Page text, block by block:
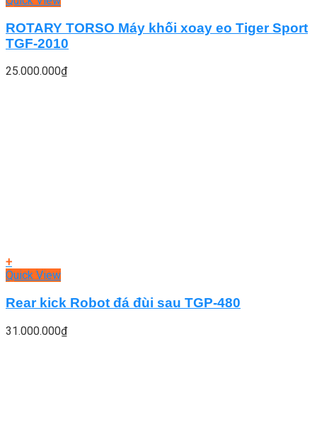
ROTARY TORSO Máy khối xoay eo Tiger Sport
TGF-2010
25.000.000₫
+
Quick View
Rear kick Robot đá đùi sau TGP-480
31.000.000₫